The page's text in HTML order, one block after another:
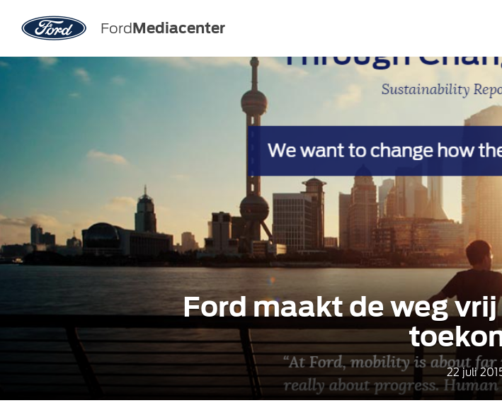
FordMediacenter
Ford maakt de weg
22 juli